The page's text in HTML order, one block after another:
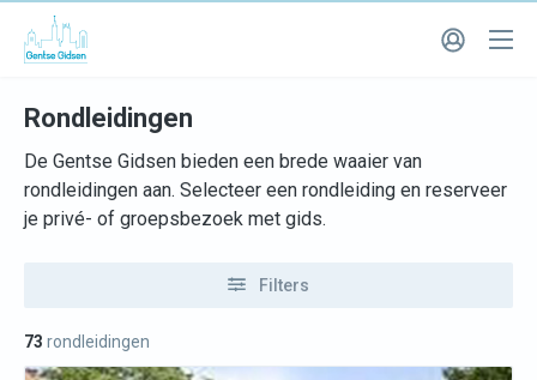
Rondleidingen
De Gentse Gidsen bieden een brede waaier van
rondleidingen aan. Selecteer een rondleiding en reserveer
je privé- of groepsbezoek met gids.
Filters
73 rondleidingen